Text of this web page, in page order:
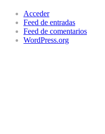
Acceder
Feed de entradas
Feed de comentarios
WordPress.org